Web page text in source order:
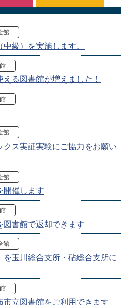
館
級）を実施します。
る図書館が増えました！
館
ス実証実験にご協力をお願い
館
開催します
図書館で返却できます
館
玉川総合支所・砧総合支所に
立図書館をご利用できます